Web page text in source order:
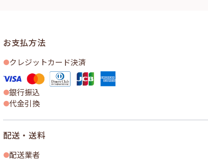
お支払方法
クレジットカード決済
銀行振込
代金引換
配送・送料
配送業者